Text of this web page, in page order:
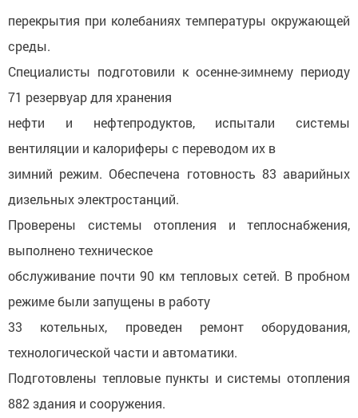
перекрытия при колебаниях температуры окружающей
среды.
Специалисты подготовили к осенне-зимнему периоду
71 резервуар для хранения
нефти и нефтепродуктов, испытали системы
вентиляции и калориферы с переводом их в
зимний режим. Обеспечена готовность 83 аварийных
дизельных электростанций.
Проверены системы отопления и теплоснабжения,
выполнено техническое
обслуживание почти 90 км тепловых сетей. В пробном
режиме были запущены в работу
33 котельных, проведен ремонт оборудования,
технологической части и автоматики.
Подготовлены тепловые пункты и системы отопления
882 здания и сооружения.